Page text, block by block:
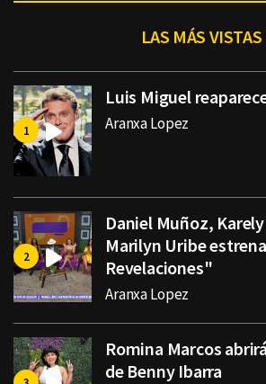
LAS MÁS VISTAS
Luis Miguel
Aranxa Lopez
Daniel Muñoz,
Marilyn Uribe
Revelaciones"
Aranxa Lopez
Romina Marcos
de Benny Ibarra